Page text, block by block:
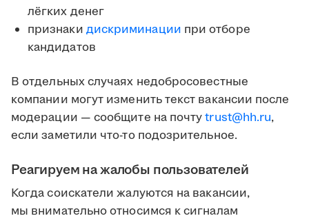
лёгких денег
признаки дискриминации при отборе
кандидатов
В отдельных случаях недобросовестные
компании могут изменить текст вакансии после
модерации — сообщите на почтуtrust@hh.ru,
если заметили что-то подозрительное.
Реагируем на жалобы пользователей
Когда соискатели жалуются на вакансии,
мы внимательно относимся к сигналам